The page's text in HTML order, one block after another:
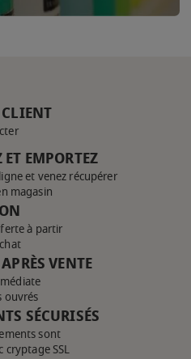
EMPORTEZ
et venez récupérer
magasin
à partir
VENTE
ouvrés
SÉCURISÉS
sont
cryptage SSL